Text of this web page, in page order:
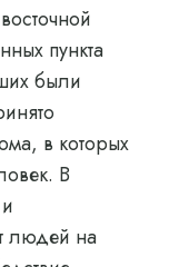
пункта
были
в которых
В
людей на